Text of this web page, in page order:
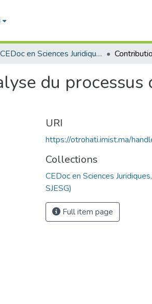
CEDoc en Sciences Juridiques, Economiques, Sociales et de Gestion (CED - SJESG)
du
URI
https://otrohati.imist.ma/
Collections
CEDoc en Sciences
SJESG)
Full item page